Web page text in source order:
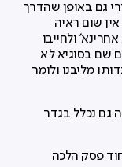
גם באופן שהדרך
שום ראיה
ולחייבו
שם בסוגיא לא
מליבנו ולומר
גם נכלל בגדר
פסק הלכה